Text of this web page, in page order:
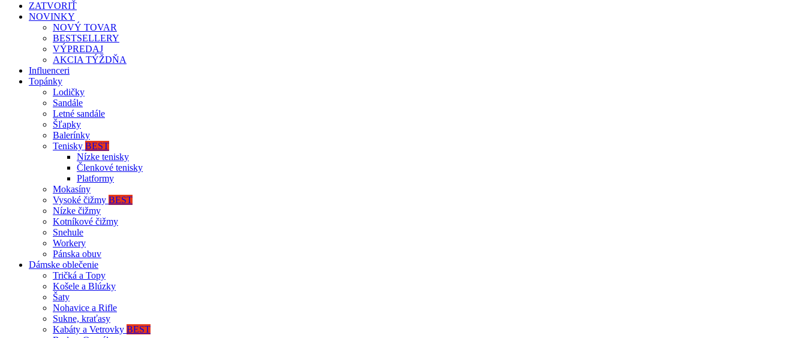
ZATVORIŤ
NOVINKY
NOVÝ TOVAR
BESTSELLERY
VÝPREDAJ
AKCIA TÝŽDŇA
Influenceri
Topánky
Lodičky
Sandále
Letné sandále
Šľapky
Balerínky
Tenisky BEST
Nízke tenisky
Členkové tenisky
Platformy
Mokasíny
Vysoké čižmy BEST
Nízke čižmy
Kotníkové čižmy
Snehule
Workery
Pánska obuv
Dámske oblečenie
Tričká a Topy
Košele a Blúzky
Šaty
Nohavice a Rifle
Sukne, kraťasy
Kabáty a Vetrovky BEST